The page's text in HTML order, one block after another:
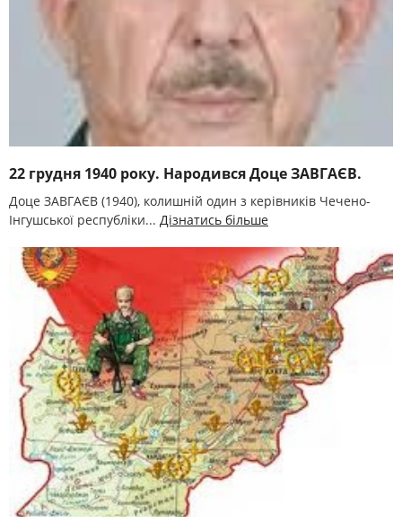
22 грудня 1940 року. Народився Доце ЗАВГАЄВ.
Доце ЗАВГАЄВ (1940), колишній один з керівників Чечено-
Інгушської республіки... Дізнатись більше